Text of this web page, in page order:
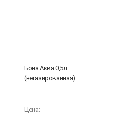
Бона Аква 0,5л
(негазированная)
Цена: